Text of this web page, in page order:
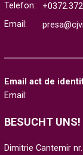
Telefon:
Email:
Email act de
Email:
BESUCHT UNS!
Dimitrie Cantemir